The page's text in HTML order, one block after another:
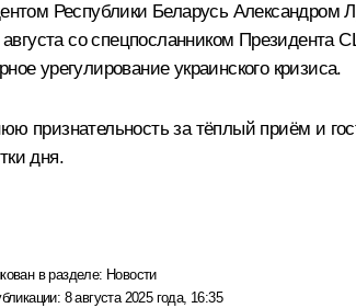
Республики Беларусь Александром
августа со спецпосланником
урегулирование украинского кризиса.
признательность за тёплый приём и
дня.
в разделе: Новости
8 августа 2025 года, 16:35